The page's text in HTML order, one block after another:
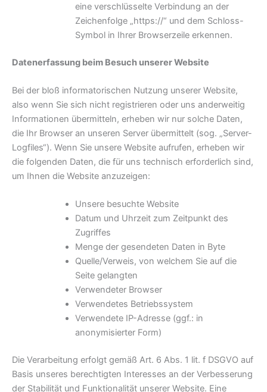
eine verschlüsselte Verbindung an der
Zeichenfolge „https://“ und dem Schloss-
Symbol in Ihrer Browserzeile erkennen.
Datenerfassung beim Besuch unserer Website
Bei der bloß informatorischen Nutzung unserer Website,
also wenn Sie sich nicht registrieren oder uns anderweitig
Informationen übermitteln, erheben wir nur solche Daten,
die Ihr Browser an unseren Server übermittelt (sog. „Server-
Logfiles“). Wenn Sie unsere Website aufrufen, erheben wir
die folgenden Daten, die für uns technisch erforderlich sind,
um Ihnen die Website anzuzeigen:
Unsere besuchte Website
Datum und Uhrzeit zum Zeitpunkt des
Zugriffes
Menge der gesendeten Daten in Byte
Quelle/Verweis, von welchem Sie auf die
Seite gelangten
Verwendeter Browser
Verwendetes Betriebssystem
Verwendete IP-Adresse (ggf.: in
anonymisierter Form)
Die Verarbeitung erfolgt gemäß Art. 6 Abs. 1 lit. f DSGVO auf
Basis unseres berechtigten Interesses an der Verbesserung
der Stabilität und Funktionalität unserer Website. Eine